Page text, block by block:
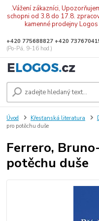
.Vážení zákazníci,
schopni od 3.8 do 17.8.
kamenné prodejny
+420 775688827 +420
(Po-Pá, 9-16 hod.)
Úvod Křesťanská literatura
pro potěchu duše
Ferrero,
potěchu duše